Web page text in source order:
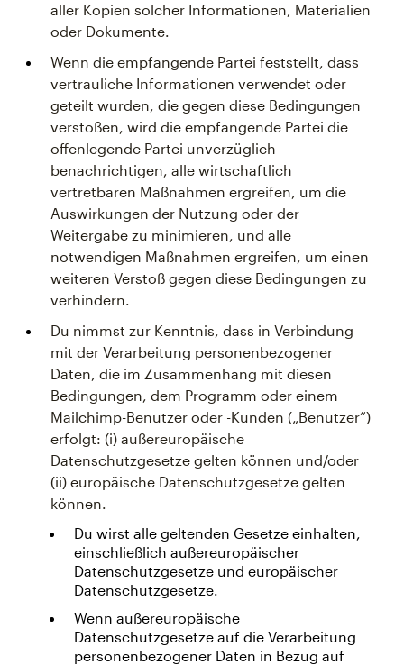
aller Kopien solcher Informationen, Materialien
oder Dokumente.
Wenn die empfangende Partei feststellt, dass
vertrauliche Informationen verwendet oder
geteilt wurden, die gegen diese Bedingungen
verstoßen, wird die empfangende Partei die
offenlegende Partei unverzüglich
benachrichtigen, alle wirtschaftlich
vertretbaren Maßnahmen ergreifen, um die
Auswirkungen der Nutzung oder der
Weitergabe zu minimieren, und alle
notwendigen Maßnahmen ergreifen, um einen
weiteren Verstoß gegen diese Bedingungen zu
verhindern.
Du nimmst zur Kenntnis, dass in Verbindung
mit der Verarbeitung personenbezogener
Daten, die im Zusammenhang mit diesen
Bedingungen, dem Programm oder einem
Mailchimp-Benutzer oder -Kunden („Benutzer“)
erfolgt: (i) außereuropäische
Datenschutzgesetze gelten können und/oder
(ii) europäische Datenschutzgesetze gelten
können.
Du wirst alle geltenden Gesetze einhalten,
einschließlich außereuropäischer
Datenschutzgesetze und europäischer
Datenschutzgesetze.
Wenn außereuropäische
Datenschutzgesetze auf die Verarbeitung
personenbezogener Daten in Bezug auf